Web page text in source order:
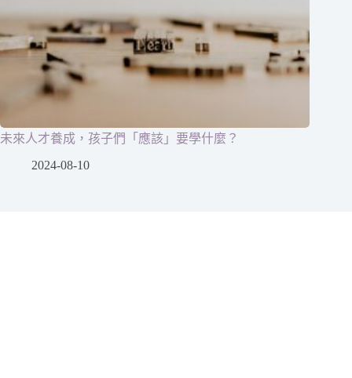
未來人才養成，孩子們「應該」要學什麼？
2024-08-10